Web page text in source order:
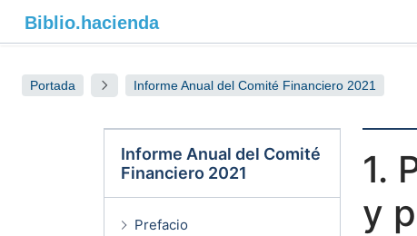
Biblio. hacienda
Portada Informe Anual del Comité Financiero 2021
1.
y
Informe Anual del Comité
Financiero 2021
Prefacio